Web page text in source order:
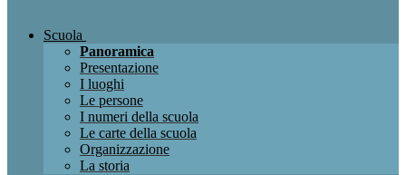
Scuola
Panoramica
Presentazione
I luoghi
Le persone
I numeri della scuola
Le carte della scuola
Organizzazione
La storia